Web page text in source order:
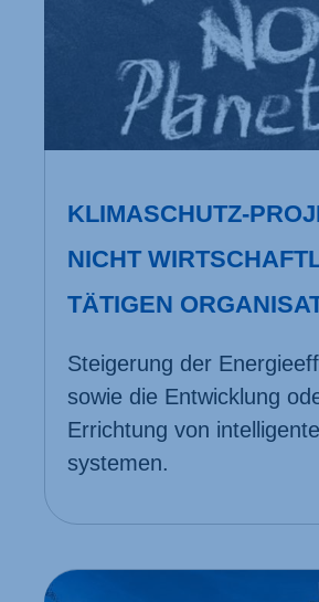
KLIMASCHUTZ-
NICHT
TÄTIGEN
Steigerung der
sowie die Entwicklung
Errichtung von
systemen.